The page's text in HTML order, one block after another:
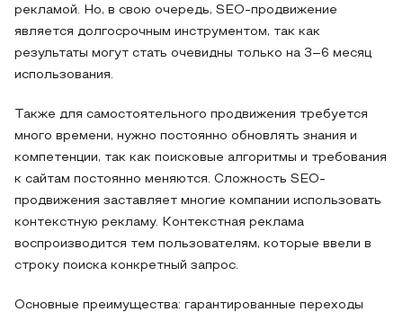
рекламой. Но, в свою очередь, SEO-продвижение
является долгосрочным инструментом, так как
результаты могут стать очевидны только на 3–6 месяц
использования.
Также для самостоятельного продвижения требуется
много времени, нужно постоянно обновлять знания и
компетенции, так как поисковые алгоритмы и требования
к сайтам постоянно меняются. Сложность SEO-
продвижения заставляет многие компании использовать
контекстную рекламу. Контекстная реклама
воспроизводится тем пользователям, которые ввели в
строку поиска конкретный запрос.
Основные преимущества: гарантированные переходы